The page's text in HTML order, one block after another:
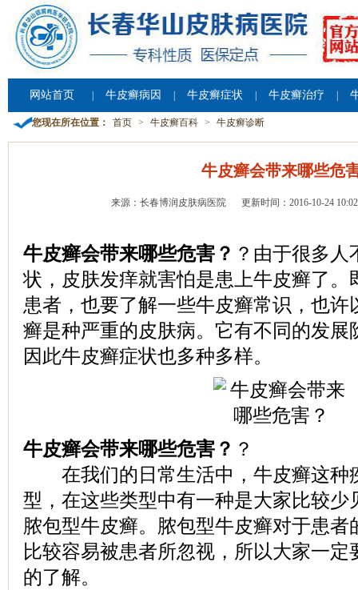
网站首页 牛皮癣病因 牛皮癣症状 牛皮癣治疗
您现在所在位置： 首页 > 牛皮癣百科 > 牛皮癣诊断
牛皮癣会带来哪些危
来源：长春博润皮肤病医院 更新时间：2016-10-24
牛皮癣会带来哪些危害？ ？由于很多
状，皮肤发痒就害怕是患上牛皮癣了。
患者，也要了解一些牛皮癣常识，也许
癣是种严重的皮肤病。它有不同的发展
因此牛皮癣症状也多种多样。
牛皮癣会带来哪些危害？ ？
在我们的日常生活中，牛皮癣这种
型，在这些类型中有一种是大家比较少
脓包型牛皮癣。脓包型牛皮癣对于患者
比较容易被患者所忽视，所以大家一定
的了解。